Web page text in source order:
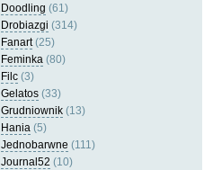
Doodling (61)
Drobiazgi (314)
Fanart(25)
Feminka (80)
Filc (3)
Gelatos (33)
Grudniownik (13)
Hania (5)
Jednobarwne (111)
Journal52 (10)